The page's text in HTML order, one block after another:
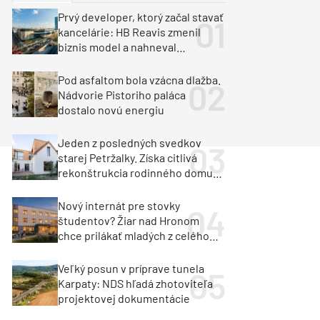
Klimatizácia a vetranie
Milan Murcka
Prvý developer, ktorý začal stavať
kancelárie: HB Reavis zmenil
biznis model a nahneval
Pod asfaltom bola vzácna dlažba.
Nádvorie Pistoriho paláca
dostalo novú energiu
Jeden z posledných svedkov
starej Petržalky. Získa citlivá
rekonštrukcia rodinného domu
Nový internát pre stovky
študentov? Žiar nad Hronom
chce prilákať mladých z celého
Veľký posun v príprave tunela
Karpaty: NDS hľadá zhotoviteľa
projektovej dokumentácie